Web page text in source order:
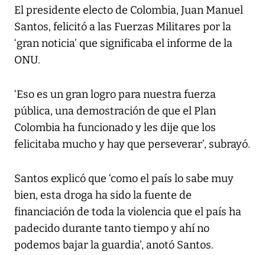
El presidente electo de Colombia, Juan Manuel
Santos, felicitó a las Fuerzas Militares por la
‘gran noticia’ que significaba el informe de la
ONU.
‘Eso es un gran logro para nuestra fuerza
pública, una demostración de que el Plan
Colombia ha funcionado y les dije que los
felicitaba mucho y hay que perseverar’, subrayó.
Santos explicó que ‘como el país lo sabe muy
bien, esta droga ha sido la fuente de
financiación de toda la violencia que el país ha
padecido durante tanto tiempo y ahí no
podemos bajar la guardia’, anotó Santos.